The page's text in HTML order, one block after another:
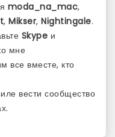
moda_na_mac,
, Mikser, Nightingale.
Skype и
мне
все вместе, кто
вести сообщество